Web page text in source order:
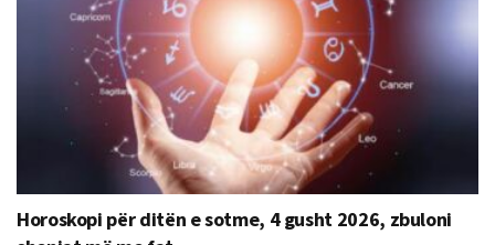
Horoskopi për ditën e sotme, 4 gusht 2026, zbuloni